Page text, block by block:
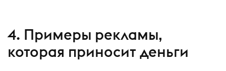
4. Примеры рекламы,
которая приносит деньги